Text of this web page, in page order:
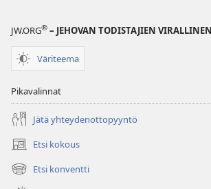
JW.ORG® – JEHOVAN TODISTAJIEN
Väriteema
Pikavalinnat
Jätä yhteydenottopyyntö
Etsi kokous
(avaa
uuden
ikkunan)
Etsi konventti
(avaa